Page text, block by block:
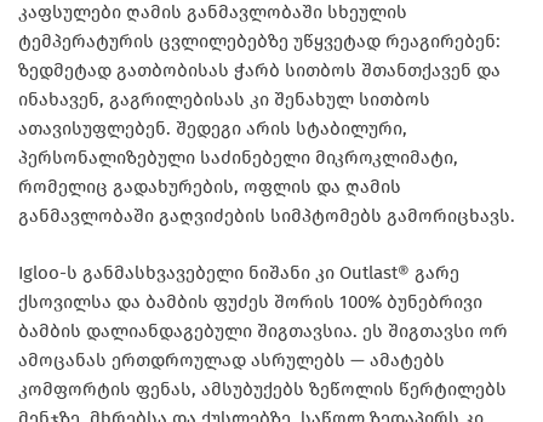
კაფსულები ღამის განმავლობაში სხეულის
ტემპერატურის ცვლილებებზე უწყვეტად რეაგირებენ:
ზედმეტად გათბობისას ჭარბ სითბოს შთანთქავენ და
ინახავენ, გაგრილებისას კი შენახულ სითბოს
ათავისუფლებენ. შედეგი არის სტაბილური,
პერსონალიზებული საძინებელი მიკროკლიმატი,
რომელიც გადახურების, ოფლის და ღამის
განმავლობაში გაღვიძების სიმპტომებს გამორიცხავს.
Igloo-ს განმასხვავებელი ნიშანი კი Outlast® გარე
ქსოვილსა და ბამბის ფუძეს შორის 100% ბუნებრივი
ბამბის დალიანდაგებული შიგთავსია. ეს შიგთავსი ორ
ამოცანას ერთდროულად ასრულებს — ამატებს
კომფორტის ფენას, ამსუბუქებს ზეწოლის წერტილებს